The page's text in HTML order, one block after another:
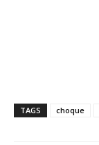
TAGS choque